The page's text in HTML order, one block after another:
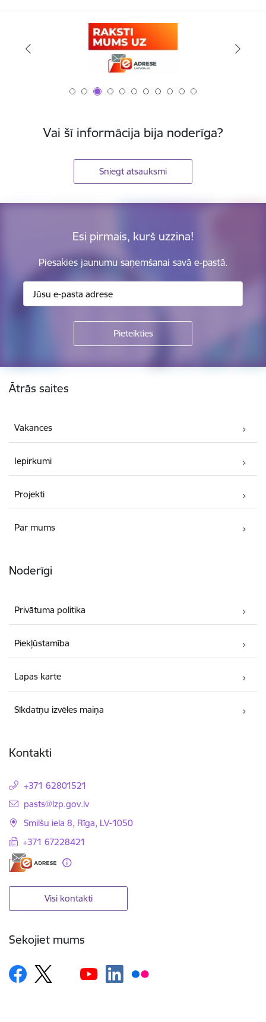
Vai šī informācija bija noderīga?
Sniegt atsauksmi
Esi pirmais, kurš uzzina!
Piesakies jaunumu saņemšanai savā e-pastā.
Kājene
Ātrās saites
Vakances
Iepirkumi
Projekti
Par mums
Noderīgi
Privātuma politika
Piekļūstamība
Lapas karte
Sīkdatņu izvēles maiņa
Kontakti
+371 62801521
E-pasts:
pasts@lzp.gov.lv
Smilšu iela 8, Rīga, LV-1050
+371 67228421
Visi kontakti
Sekojiet mums